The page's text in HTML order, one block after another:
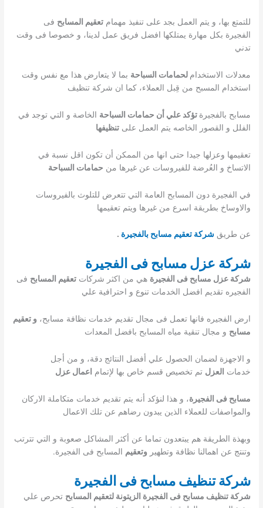
للتمتع بها، و يتم العمل بجد على تنفيذ مهمامتعقيم المسابح فى
الفجيرة بكل مهارة يمتلكها افضل فريق عمل لدينا، و خصوصا فى وقت
تدني
معدلات الاستخدام لحمامات السباحة بما لا يتعارض هذا مع نفس وقت
استخدام المسبح من قِبل العملاء، كما ان شركة تنظيف
مسابح بالفجيرة تؤكد علي أن حمامات السباحة الخاصة و التي توجد في
الفلل و القصور الخاصه يتم العمل علىتنظيفها
تعقيمها وعزلها جيدا حتى انها من الممكن أن تكون اقل نسبة في
الاتساخ و العُرضة للفيروسات عن غيرها من حمامات السباحة
في الفجيرة دون المسابح العامة التي تتعرض للتلوث بالفيروسات
والاوساخ بطريقة اسرع من غيرها ويتم تعقيمها
عن طريق شركة تعقيم مسابح بالفجيرة .
شركة عزل مسابح فى الفجيرة
شركة عزل مسابح فى الفجيرة هي من اكثر شركاتتعقيم المسابح فى
الفجيره تقديم افضل الخدمات تنوع و احترافية علي
ارض الفجيره فانها تعمل فى مجال تقديم خدمات نظافة مسابح،و تعقيم
مسابح و مجال تنقية مياه المسابح بافضل المعدات
و الاجهزة لضمان الحصول علي أفضل النتائج دقة، و من أجل
خدمات العزل تم تخصيص قسم خاص بها لإتمام اعمال عزل
مسابح فى الفجيرة، و هذا لنؤكد أنه يتم تقديم خدمات متكاملة الاركان
والمواصفات للعملاء الذين يبدون رضاهم عن تلك الاعمال
وبهذة الطريقة هم يبتعدون تماما عن أكثر المشاكل صعوبة و التي تترتب
وتنتج عن اهمالنا نظافة وتطهيروتعقيم المسابح فى الفجيرة.
شركة تنظيف مسابح فى الفجيرة
شركة تنظيف مسابح فى الفجيرة الزيتونة لتعقيم المسابح تحرص علي